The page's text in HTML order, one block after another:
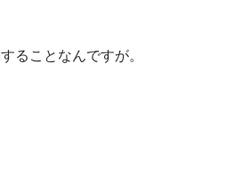
ることなんですが。